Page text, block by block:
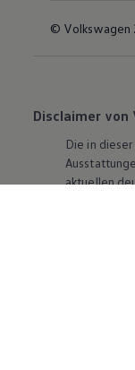
© Volkswagen
Disclaimer von
Die in
aktuellen